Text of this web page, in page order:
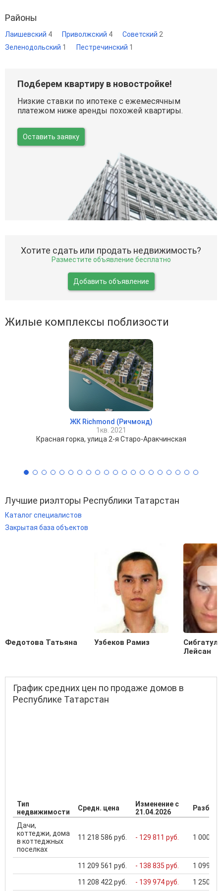
Районы
Лаишевский 4 Приволжский 4 Советский 2
Зеленодольский 1 Пестречинский 1
Подберем квартиру в новостройке!
Низкие ставки по ипотеке с ежемесячным
платежом ниже аренды похожей квартиры.
Оставить заявку
Хотите сдать или продать недвижимость?
Разместите объявление бесплатно
Добавить объявление
Жилые комплексы поблизости
ЖК Richmond (Ричмонд)
1кв. 2021
Красная горка, улица 2-я Старо-Аракчинская
Лучшие риэлторы Республики Татарстан
Каталог специалистов
Закрытая база объектов
Федотова Татьяна Узбеков Рамиз
Лейсан
График средних цен по продаже домов в
Республике Татарстан
Тип
недвижимости
Средн. цена
Изменение с
21.04.2026
Дачи,
коттеджи, дома
в коттеджных
поселках
11 218 586 руб. - 129 811 руб. 1 000
11 209 561 руб. - 138 835 руб. 1 099
11 208 422 руб. - 139 974 руб. 1 250